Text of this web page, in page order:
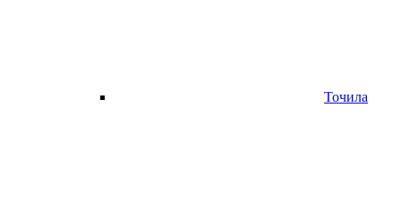
Точила